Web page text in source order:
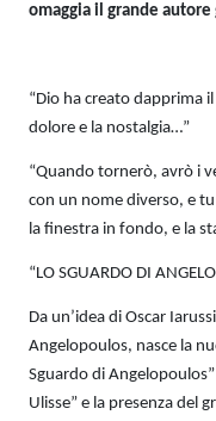
omaggia il grande
“Dio ha creato dapprima
dolore e la nostalgia…”
“Quando tornerò, avrò i
con un nome diverso, e
la finestra in fondo, e la
“LO SGUARDO DI
Da un’idea di Oscar
Angelopoulos, nasce la
Sguardo di
Ulisse” e la presenza del